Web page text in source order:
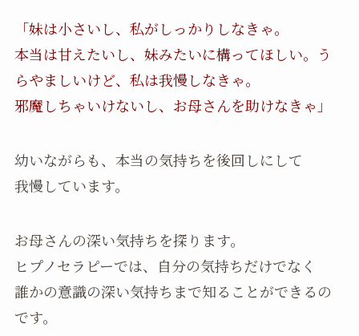
「妹は小さいし、私がしっかりしなきゃ。
本当は甘えたいし、妹みたいに構ってほしい。う
らやましいけど、私は我慢しなきゃ。
邪魔しちゃいけないし、お母さんを助けなきゃ」
幼いながらも、本当の気持ちを後回しにして
我慢しています。
お母さんの深い気持ちを探ります。
ヒプノセラピーでは、自分の気持ちだけでなく
誰かの意識の深い気持ちまで知ることができるの
です。